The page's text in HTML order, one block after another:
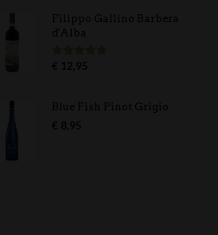
Filippo Gallino Barbera
d'Alba
Gewaardeerd
€ 12,95
Blue Fish Pinot Grigio
€ 8,95